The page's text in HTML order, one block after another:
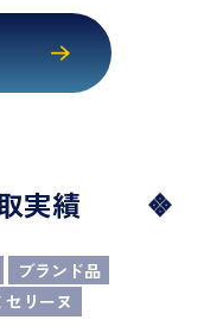
実績
ブランド品
セリーヌ